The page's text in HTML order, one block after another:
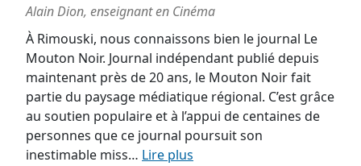
Alain Dion, enseignant en Cinéma
À Rimouski, nous connaissons bien le journal Le
Mouton Noir. Journal indépendant publié depuis
maintenant près de 20 ans, le Mouton Noir fait
partie du paysage médiatique régional. C’est grâce
au soutien populaire et à l’appui de centaines de
personnes que ce journal poursuit son
inestimable miss… Lire plus